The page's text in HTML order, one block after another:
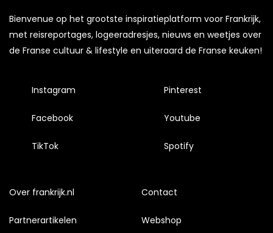
Bienvenue op het grootste inspiratieplatform voor Frankrijk,
met reisreportages, logeeradresjes, nieuws en weetjes over
de Franse cultuur & lifestyle en uiteraard de Franse keuken!
Instagram
Facebook
TikTok
Pinterest
Youtube
Spotify
Over frankrijk.nl
Partnerartikelen
Contact
Webshop